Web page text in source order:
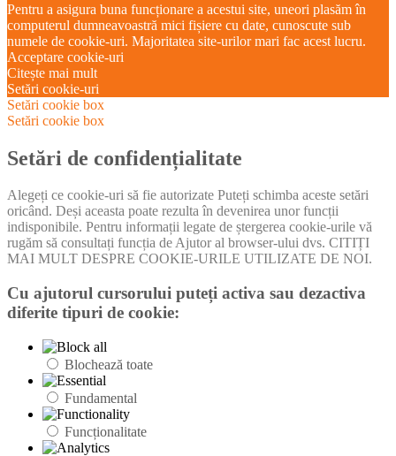
Pentru a asigura buna funcționare a acestui site, uneori plasăm în
computerul dumneavoastră mici fișiere cu date, cunoscute sub
numele de cookie-uri. Majoritatea site-urilor mari fac acest lucru.
Acceptare cookie-uri
Citește mai mult
Setări cookie-uri
Setări cookie box
Setări cookie box
Setări de confidențialitate
Alegeți ce cookie-uri să fie autorizate Puteți schimba aceste setări
oricând. Deși aceasta poate rezulta în devenirea unor funcții
indisponibile. Pentru informații legate de ștergerea cookie-urile vă
rugăm să consultați funcția de Ajutor al browser-ului dvs. CITIȚI
MAI MULT DESPRE COOKIE-URILE UTILIZATE DE NOI.
Cu ajutorul cursorului puteți activa sau dezactiva
diferite tipuri de cookie:
Blochează toate
Fundamental
Funcționalitate